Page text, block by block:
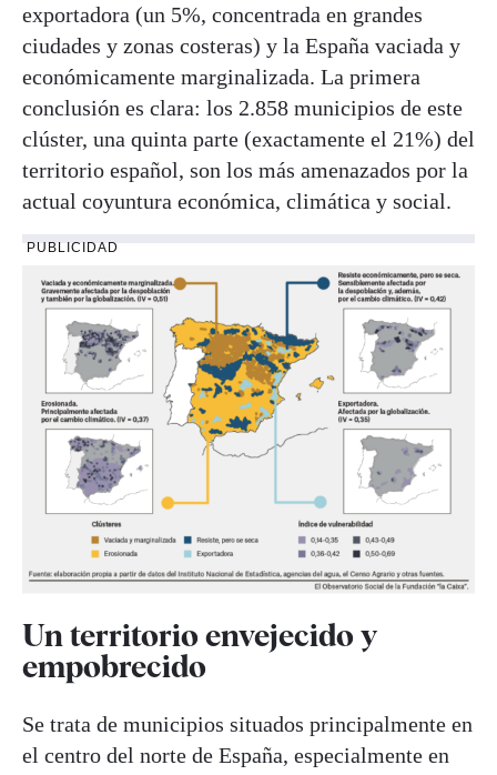
exportadora (un 5%, concentrada en grandes
ciudades y zonas costeras) y la España vaciada y
económicamente marginalizada. La primera
conclusión es clara: los 2.858 municipios de este
clúster, una quinta parte (exactamente el 21%) del
territorio español, son los más amenazados por la
actual coyuntura económica, climática y social.
PUBLICIDAD
Un territorio envejecido y
empobrecido
Se trata de municipios situados principalmente en
el centro del norte de España, especialmente en